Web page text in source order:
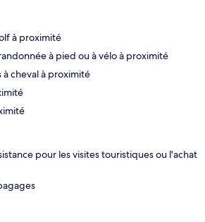
à proximité
à pied ou à vélo à proximité
à cheval à proximité
pour les visites touristiques ou l'achat